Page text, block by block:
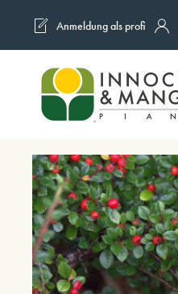
Skip to main content
Anmeldung als profi